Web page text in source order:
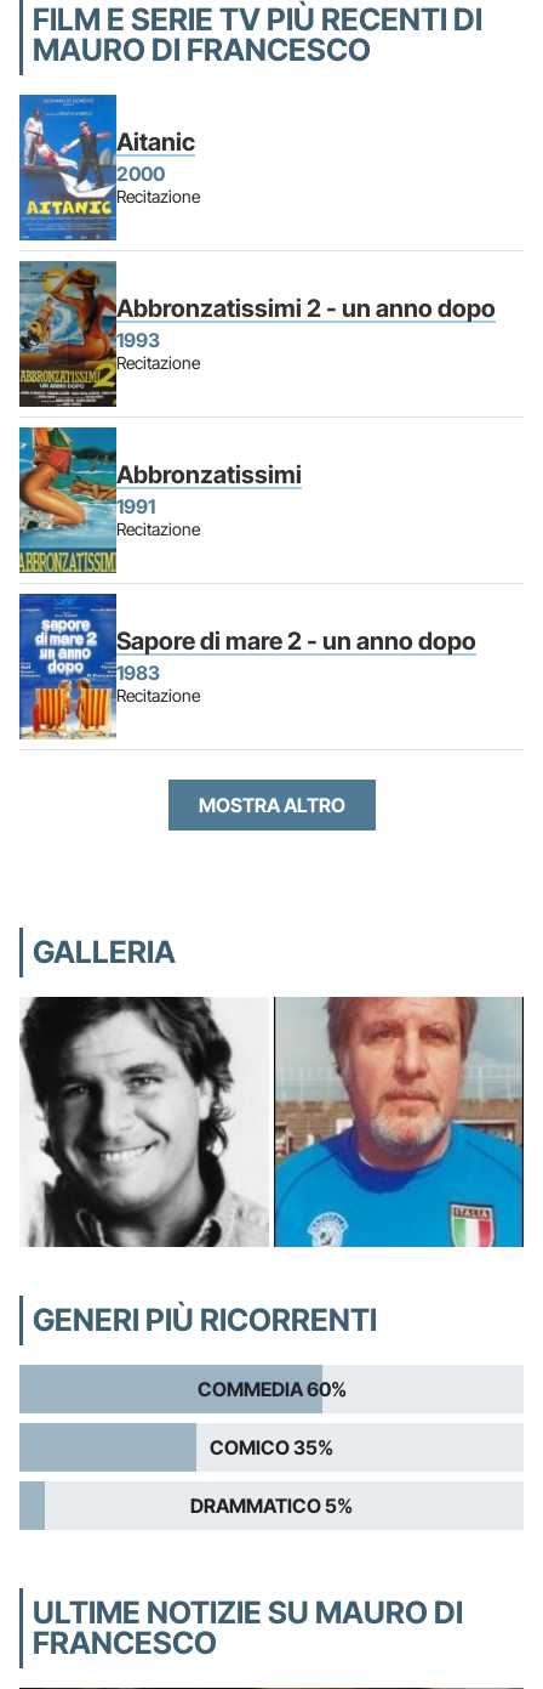
FILM E SERIE TV PIÙ RECENTI DI
MAURO DI FRANCESCO
Aitanic
2000
Recitazione
Abbronzatissimi 2 - un anno dopo
1993
Recitazione
Abbronzatissimi
1991
Recitazione
Sapore di mare 2 - un anno dopo
1983
Recitazione
MOSTRA ALTRO
GALLERIA
GENERI PIÙ RICORRENTI
COMMEDIA 60%
COMICO 35%
DRAMMATICO 5%
ULTIME NOTIZIE SU MAURO DI
FRANCESCO